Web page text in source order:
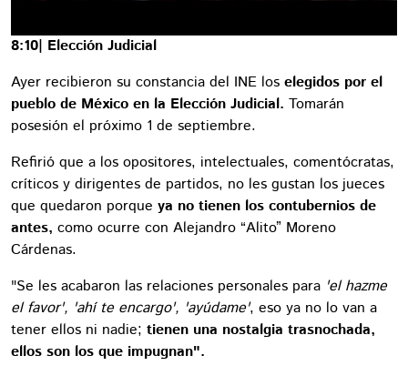
8:10| Elección Judicial
Ayer recibieron su constancia del INE los elegidos por el
pueblo de México en la Elección Judicial. Tomarán
posesión el próximo 1 de septiembre.
Refirió que a los opositores, intelectuales, comentócratas,
críticos y dirigentes de partidos, no les gustan los jueces
que quedaron porque ya no tienen los contubernios de
antes, como ocurre con Alejandro “Alito” Moreno
Cárdenas.
"Se les acabaron las relaciones personales para 'el hazme
el favor', 'ahí te encargo', 'ayúdame', eso ya no lo van a
tener ellos ni nadie; tienen una nostalgia trasnochada,
ellos son los que impugnan".